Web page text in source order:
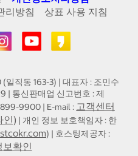
리방침
상표 사용 지침
일직동 163-3) | 대표자 : 조민수
| 통신판매업 신고번호 : 제
9900 | E-mail : 고객센터
인) | 개인 정보 보호책임자 : 한
) | 호스팅제공자 :
보확인